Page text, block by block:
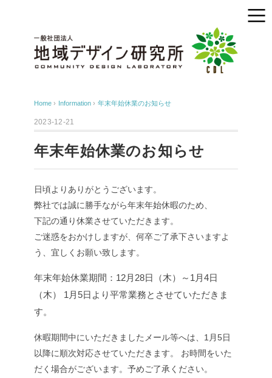
Home › Information › 年末年始休業のお知らせ
2023-12-21
年末年始休業のお知らせ
日頃よりありがとうございます。
弊社では誠に勝手ながら年末年始休暇のため、
下記の通り休業させていただきます。
ご迷惑をおかけしますが、何卒ご了承下さいますよ
う、宜しくお願い致します。
年末年始休業期間：12月28日 （木）～1月4日
（木）
1月5日 より平常業務とさせていただきま
す。
休暇期間中にいただきましたメール等へは、1月5日
以降に順次対応させていただきます。
お時間をいた
だく場合がございます。予めご了承ください。